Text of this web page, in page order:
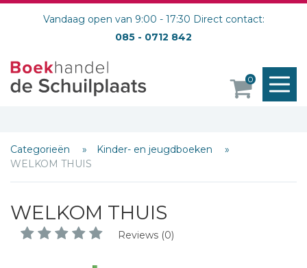
Vandaag open van 9:00 - 17:30 Direct contact:
085 - 0712 842
0
Categorieën
Kinder- en jeugdboeken
WELKOM THUIS
WELKOM THUIS
Reviews (0)